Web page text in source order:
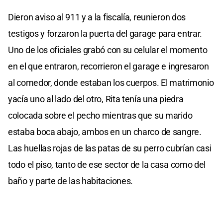
Dieron aviso al 911 y a la fiscalía, reunieron dos
testigos y forzaron la puerta del garage para entrar.
Uno de los oficiales grabó con su celular el momento
en el que entraron, recorrieron el garage e ingresaron
al comedor, donde estaban los cuerpos. El matrimonio
yacía uno al lado del otro, Rita tenía una piedra
colocada sobre el pecho mientras que su marido
estaba boca abajo, ambos en un charco de sangre.
Las huellas rojas de las patas de su perro cubrían casi
todo el piso, tanto de ese sector de la casa como del
baño y parte de las habitaciones.